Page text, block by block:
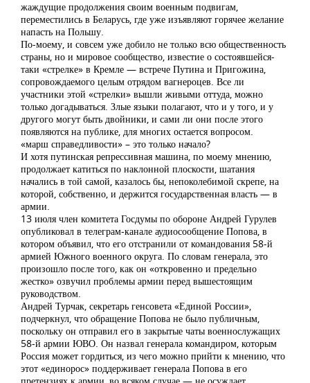
жаждущие продолжения своим военным подвигам,
переместились в Беларусь, где уже изъявляют горячее желание
напасть на Польшу.
По-моему, и совсем уже добило не только всю общественность
страны, но и мировое сообщество, известие о состоявшейся-
таки «стрелке» в Кремле — встрече Путина и Пригожина,
сопровождаемого целым отрядом вагнероцев. Все ли
участники этой «стрелки» вышли живыми оттуда, можно
только догадываться. Злые языки полагают, что и у того, и у
другого могут быть двойники, и сами ли они после этого
появляются на публике, для многих остается вопросом.
«марш справедливости» – это только начало?
И хотя путинская репрессивная машина, по моему мнению,
продолжает катиться по наклонной плоскости, шатания
начались в той самой, казалось бы, непоколебимой скрепе, на
которой, собственно, и держится государственная власть — в
армии.
13 июля член комитета Госдумы по обороне Андрей Гурулев
опубликовал в телеграм-канале аудиосообщение Попова, в
котором объявил, что его отстранили от командования 58-й
армией Южного военного округа. По словам генерала, это
произошло после того, как он «откровенно и предельно
жестко» озвучил проблемы армии перед вышестоящим
руководством.
Андрей Турчак, секретарь генсовета «Единой России»,
подчеркнул, что обращение Попова не было публичным,
поскольку он отправил его в закрытые чаты военнослужащих
58-й армии ЮВО. Он назвал генерала командиром, которым
Россия может гордиться, из чего можно прийти к мнению, что
этот «единорос» поддерживает генерала Попова в его